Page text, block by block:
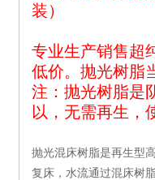
装）
专业生产销售超
低价。抛光树脂
注：抛光树脂是
以，无需再生，
抛光混床树脂是再生型
复床，水流通过混床树